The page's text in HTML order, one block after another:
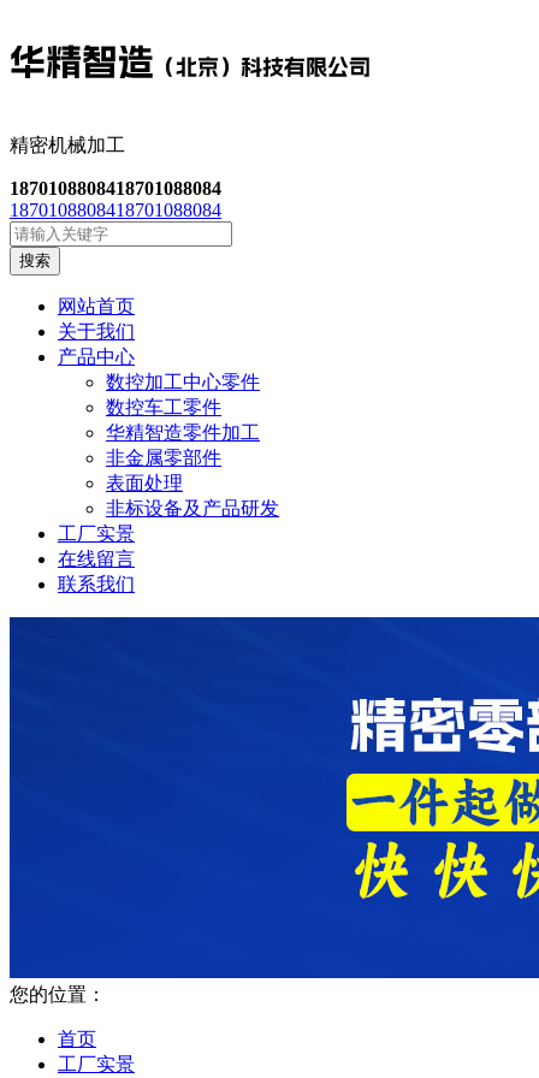
精密机械加工
1870108808418701088084
1870108808418701088084
搜索
网站首页
关于我们
产品中心
数控加工中心零件
数控车工零件
华精智造零件加工
非金属零部件
表面处理
非标设备及产品研发
工厂实景
在线留言
联系我们
您的位置：
首页
工厂实景